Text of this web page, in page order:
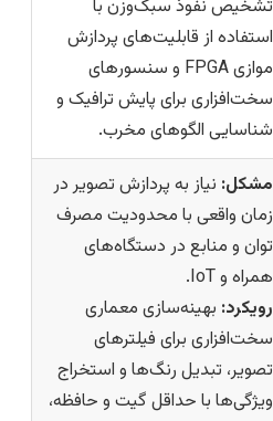
تشخیص نفوذ سبک‌وزن با
استفاده از قابلیت‌های پردازش
موازی FPGA و سنسورهای
سخت‌افزاری برای پایش ترافیک و
شناسایی الگوهای مخرب.
مشکل: نیاز به پردازش تصویر در
زمان واقعی با محدودیت مصرف
توان و منابع در دستگاه‌های
همراه و IoT.
رویکرد: بهینه‌سازی معماری
سخت‌افزاری برای فیلترهای
تصویر، تبدیل رنگ‌ها و استخراج
ویژگی‌ها با حداقل گیت و حافظه،